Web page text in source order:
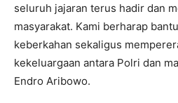
seluruh jajaran terus hadir dan
masyarakat. Kami berharap
keberkahan sekaligus
kekeluargaan antara Polri dan
Endro Aribowo.